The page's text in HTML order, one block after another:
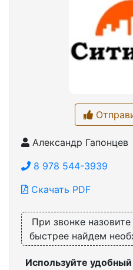
Александр Гапонцев
8 978 544-3939
Скачать PDF
При звонке назовите
быстрее найдем
Используйте